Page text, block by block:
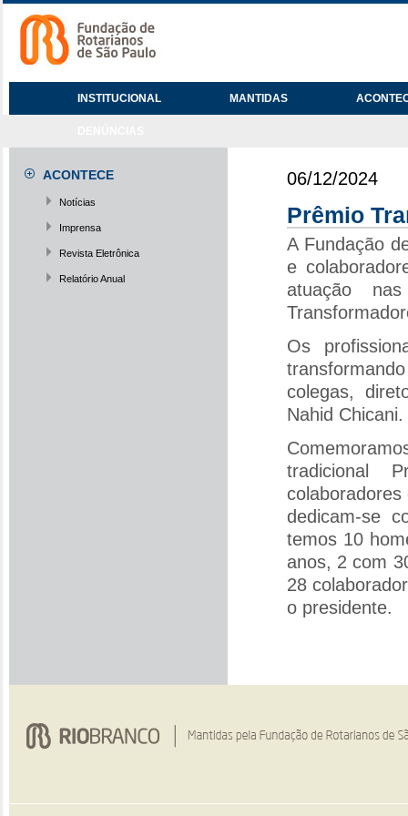
INSTITUCIONAL MANTIDAS
ACONTECE
Notícias
Imprensa
Revista Eletrônica
Relatório Anual
06/12/2024
Prêmio
A Fundação
e
atuação
Os
colegas,
Nahid Chicani.
tradicional
dedicam-se
temos 10
anos, 2 com
28
o presidente.